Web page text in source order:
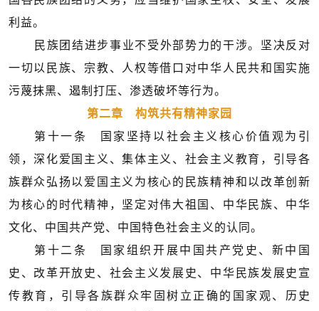
利益。
民族团结进步事业不受外部势力的干涉。坚决反对
一切以民族、宗教、人权等借口对中华人民共和国实施
污蔑抹黑、遏制打压、渗透破坏等行为。
第二章 构筑共有精神家园
第十一条 国家坚持以社会主义核心价值观为引
领，深化爱国主义、集体主义、社会主义教育，引导各
族群众弘扬以爱国主义为核心的民族精神和以改革创新
为核心的时代精神，坚定对伟大祖国、中华民族、中华
文化、中国共产党、中国特色社会主义的认同。
第十二条 国家组织开展中国共产党史、新中国
史、改革开放史、社会主义发展史、中华民族发展史宣
传教育，引导各族群众牢固树立正确的国家观、历史